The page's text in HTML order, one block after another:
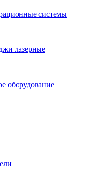
системы
лазерные
оборудование